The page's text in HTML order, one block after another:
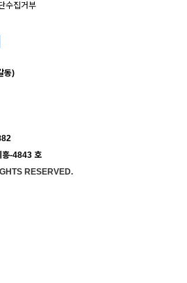
수집거부
동)
흥-4843 호
RESERVED.